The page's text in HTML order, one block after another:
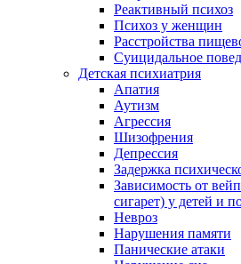
Реактивный психоз
Психоз у женщин
Расстройства
Суицидальное
Детская психиатрия
Апатия
Аутизм
Агрессия
Шизофрения
Депрессия
Задержка
Зависимость от
сигарет) у детей и
Невроз
Нарушения памяти
Панические атаки